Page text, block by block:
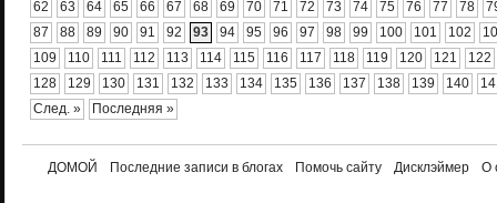
62 63 64 65 66 67 68 69 70 71 72 73 74 75 76 77 78
87
88 89 90 91 92 93 94 95 96 97 98 99 100 101 102
109
110 111 112 113 114 115 116 117 118 119 120 121
122
128
129 130 131 132 133 134 135 136 137 138 139 140
След. »
Последняя »
ДОМОЙ Последние записи в блогах Помочь сайту Дисклэймер О